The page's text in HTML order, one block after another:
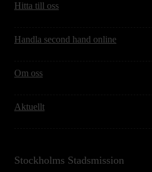
Hitta till oss
Handla second hand online
Om oss
Aktuellt
Stockholms Stadsmission